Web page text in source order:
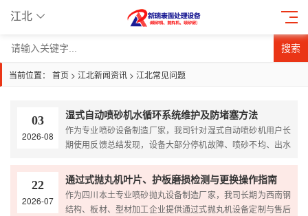
江北
搜索
当前位置： 首页 > 江北新闻资讯 > 江北常见问题
03
2026-08
湿式自动喷砂机水循环系统维护及防堵塞方法
作为专业喷砂设备制造厂家，我司针对湿式自动喷砂机用户长
期使用反馈总结发现，设备大部分停机故障、喷砂不均、出水
22
2026-07
通过式抛丸机叶片、护板磨损检测与更换操作指南
作为四川本土专业喷砂抛丸设备制造厂家，我司长期为西南钢
结构、板材、型材加工企业提供通过式抛丸机设备定制与售后